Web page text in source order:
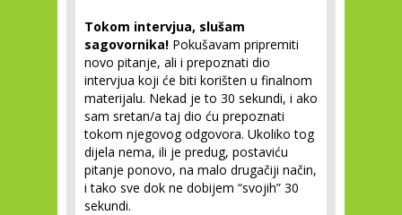
Tokom intervjua, slušam
sagovornika! Pokušavam pripremiti
novo pitanje, ali i prepoznati dio
intervjua koji će biti korišten u finalnom
materijalu. Nekad je to 30 sekundi, i ako
sam sretan/a taj dio ću prepoznati
tokom njegovog odgovora. Ukoliko tog
dijela nema, ili je predug, postaviću
pitanje ponovo, na malo drugačiji način,
i tako sve dok ne dobijem “svojih” 30
sekundi.